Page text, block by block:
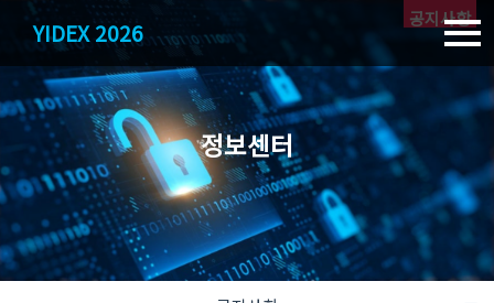
YIDEX 2026
정보센터
공지사항